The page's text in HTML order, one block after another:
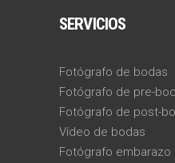
SERVICIOS
Fotógrafo de bodas
Fotógrafo de pre-
Fotógrafo de post-
Vídeo de bodas
Fotógrafo embarazo